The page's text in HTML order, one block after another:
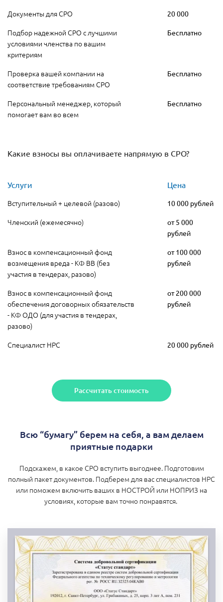
Документы для СРО 20 000
Подбор надежной СРО с лучшими
условиями членства по вашим
критериям
Бесплатно
Проверка вашей компании на
соответствие требованиям СРО
Бесплатно
Персональный менеджер, который
помогает вам во всем
Бесплатно
Какие взносы вы оплачиваете напрямую в СРО?
Услуги
Цена
Вступительный + целевой (разово)
10 000 рублей
Членский (ежемесячно)
от 5 000
рублей
Взнос в компенсационный фонд
возмещения вреда - КФ ВВ (без
участия в тендерах, разово)
от 100 000
рублей
Взнос в компенсационный фонд
обеспечения договорных обязательств
- КФ ОДО (для участия в тендерах,
разово)
от 200 000
рублей
Специалист НРС 20 000 рублей
Рассчитать стоимость
Всю “бумагу” берем на себя, а вам делаем
приятные подарки
Подскажем, в какое СРО вступить выгоднее. Подготовим
полный пакет документов. Подберем для вас специалистов НРС
или поможем включить ваших в НОСТРОЙ или НОПРИЗ на
условиях, которые вам точно понравятся.